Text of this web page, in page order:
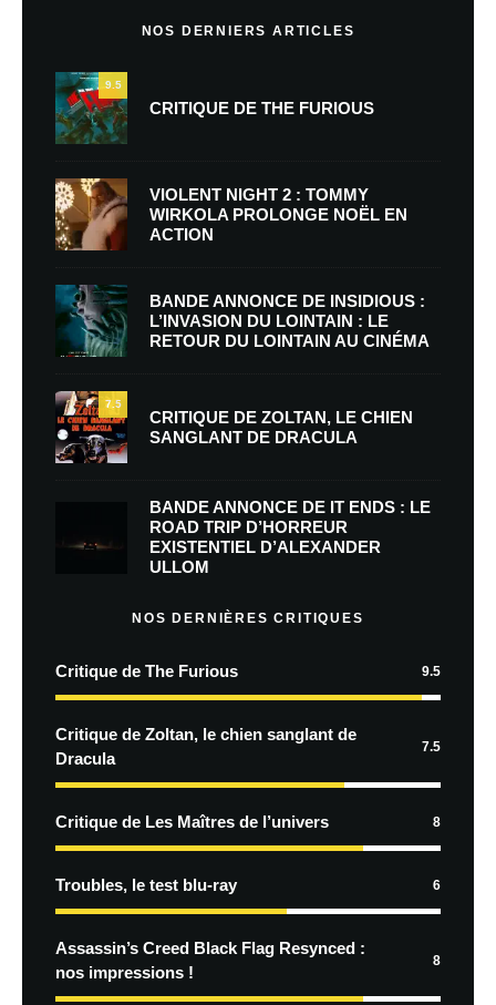
NOS DERNIERS ARTICLES
9.5
CRITIQUE DE THE FURIOUS
VIOLENT NIGHT 2 : TOMMY
WIRKOLA PROLONGE NOËL EN
ACTION
BANDE ANNONCE DE INSIDIOUS :
L’INVASION DU LOINTAIN : LE
RETOUR DU LOINTAIN AU CINÉMA
7.5
CRITIQUE DE ZOLTAN, LE CHIEN
SANGLANT DE DRACULA
BANDE ANNONCE DE IT ENDS : LE
ROAD TRIP D’HORREUR
EXISTENTIEL D’ALEXANDER
ULLOM
NOS DERNIÈRES CRITIQUES
Critique de The Furious 9.5
Critique de Zoltan, le chien sanglant de
Dracula
7.5
Critique de Les Maîtres de l’univers 8
Troubles, le test blu-ray 6
Assassin’s Creed Black Flag Resynced :
nos impressions !
8